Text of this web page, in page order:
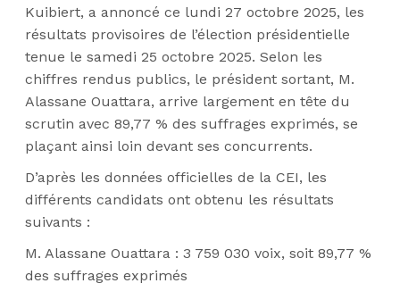
Kuibiert, a annoncé ce lundi 27 octobre 2025, les
résultats provisoires de l’élection présidentielle
tenue le samedi 25 octobre 2025. Selon les
chiffres rendus publics, le président sortant, M.
Alassane Ouattara, arrive largement en tête du
scrutin avec 89,77 % des suffrages exprimés, se
plaçant ainsi loin devant ses concurrents.
D’après les données officielles de la CEI, les
différents candidats ont obtenu les résultats
suivants :
M. Alassane Ouattara : 3 759 030 voix, soit 89,77 %
des suffrages exprimés